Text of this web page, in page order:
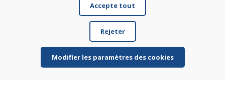
Achat
Boutique en ligne
Conditions générales de vente (CGV)
Expédition et paiement
Procédure de réclamation
Accepte tout
Rejeter
Modifier les paramètres des cookies